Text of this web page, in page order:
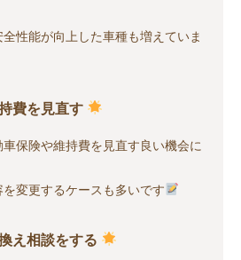
性能が向上した車種も増えていま
費を見直す
保険や維持費を見直す良い機会に
変更するケースも多いです
え相談をする